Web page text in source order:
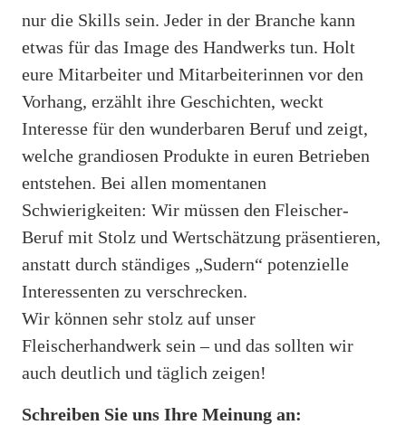
nur die Skills sein. Jeder in der Branche kann
etwas für das Image des Handwerks tun. Holt
eure Mitarbeiter und Mitarbeiterinnen vor den
Vorhang, erzählt ihre Geschichten, weckt
Interesse für den wunderbaren Beruf und zeigt,
welche grandiosen Produkte in euren Betrieben
entstehen. Bei allen momentanen
Schwierigkeiten: Wir müssen den Fleischer-
Beruf mit Stolz und Wertschätzung präsentieren,
anstatt durch ständiges „Sudern“ potenzielle
Interessenten zu verschrecken.
Wir können sehr stolz auf unser
Fleischerhandwerk sein – und das sollten wir
auch deutlich und täglich zeigen!
Schreiben Sie uns Ihre Meinung an: